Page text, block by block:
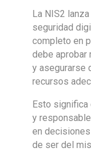
La NIS2
seguridad
completo en
debe aprobar
y asegurarse
recursos
Esto significa
y
en
de ser del